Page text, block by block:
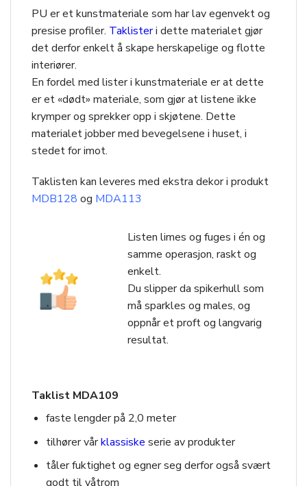
PU er et kunstmateriale som har lav egenvekt og
presise profiler. Taklisteri dette materialet gjør
det derfor enkelt å skape herskapelige og flotte
interiører.
En fordel med lister i kunstmateriale er at dette
er et «dødt» materiale, som gjør at listene ikke
krymper og sprekker opp i skjøtene. Dette
materialet jobber med bevegelsene i huset, i
stedet for imot.
Taklisten kan leveres med ekstra dekor i produkt
MDB128 og MDA113
Listen limes og fuges i én og
samme operasjon, raskt og
enkelt.
Du slipper da spikerhull som
må sparkles og males, og
oppnår et proft og langvarig
resultat.
Taklist MDA109
faste lengder på 2,0 meter
tilhører vårklassiske serie av produkter
tåler fuktighet og egner seg derfor også svært
godt til våtrom